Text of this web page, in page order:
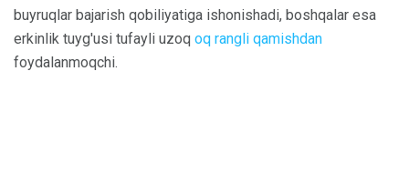
buyruqlar bajarish qobiliyatiga ishonishadi, boshqalar esa
erkinlik tuyg'usi tufayli uzoq oq rangli qamishdan
foydalanmoqchi.